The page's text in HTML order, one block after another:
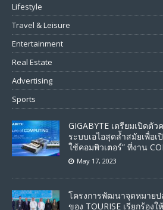
Lifestyle
Travel & Leisure
Entertainment
Real Estate
Advertising
Sports
GIGABYTE เตรียมเปิดตั
ระบบเอไอสุดล้ำสมัยเพื่อ
ใช้คอมพิวเตอร์” ที่งาน
May 17, 2023
โครงการพัฒนาจุดหมายป
ของ TOURISE เรียกร้อง